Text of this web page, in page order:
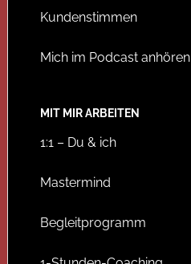
Kundenstimmen
Mich im Podcast anhören
MIT MIR ARBEITEN
1:1 – Du & ich
Mastermind
Begleitprogramm